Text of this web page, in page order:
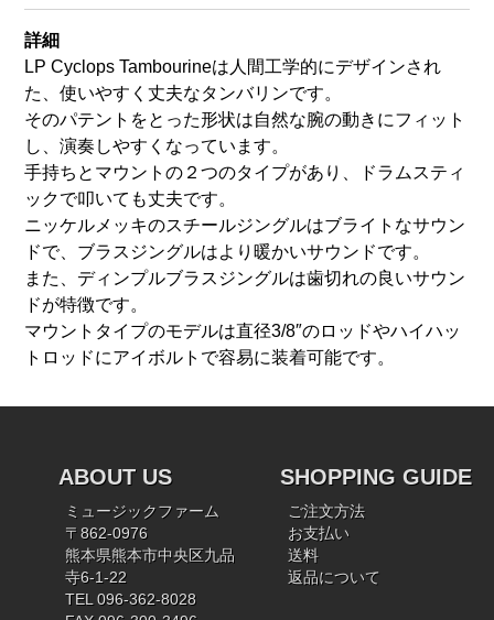
詳細
LP Cyclops Tambourineは人間工学的にデザインされ
た、使いやすく丈夫なタンバリンです。
そのパテントをとった形状は自然な腕の動きにフィット
し、演奏しやすくなっています。
手持ちとマウントの２つのタイプがあり、ドラムスティ
ックで叩いても丈夫です。
ニッケルメッキのスチールジングルはブライトなサウン
ドで、ブラスジングルはより暖かいサウンドです。
また、ディンプルブラスジングルは歯切れの良いサウン
ドが特徴です。
マウントタイプのモデルは直径3/8″のロッドやハイハッ
トロッドにアイボルトで容易に装着可能です。
ABOUT US
ミュージックファーム
〒862-0976
熊本県熊本市中央区九品
寺6-1-22
TEL 096-362-8028
SHOPPING GUIDE
ご注文方法
お支払い
送料
返品について